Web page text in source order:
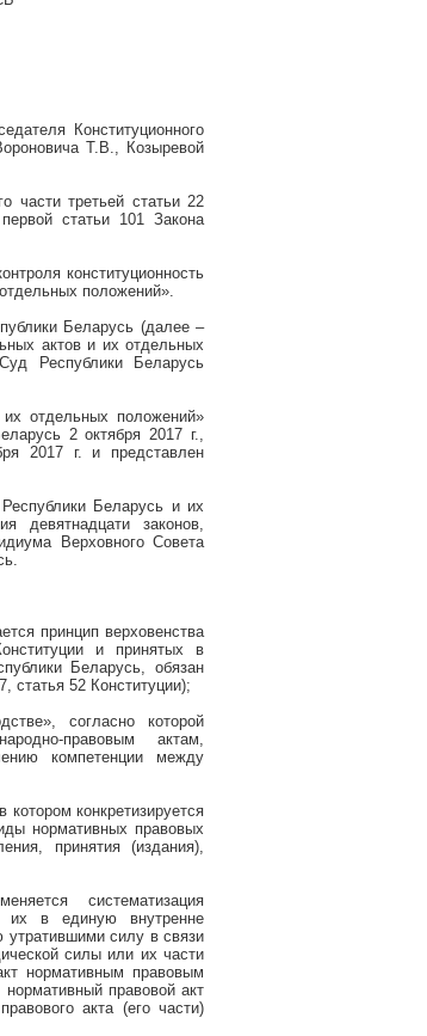
Конституционного
Т.В., Козыревой
части третьей статьи 22
статьи 101 Закона
конституционность
положений».
Беларусь (далее –
актов и их отдельных
Республики Беларусь
отдельных положений»
2 октября 2017 г.,
2017 г. и представлен
Беларусь и их
законов,
Верховного Совета
принцип верховенства
и принятых в
Беларусь, обязан
статья 52 Конституции);
согласно которой
правовым актам,
компетенции между
конкретизируется
нормативных правовых
принятия (издания),
систематизация
их в единую внутренне
утратившими силу в связи
силы или их части
нормативным правовым
правовой акт
акта (его части)